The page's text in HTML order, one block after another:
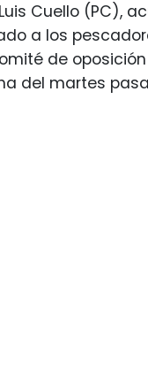
Cuello (PC),
a los
de
del martes